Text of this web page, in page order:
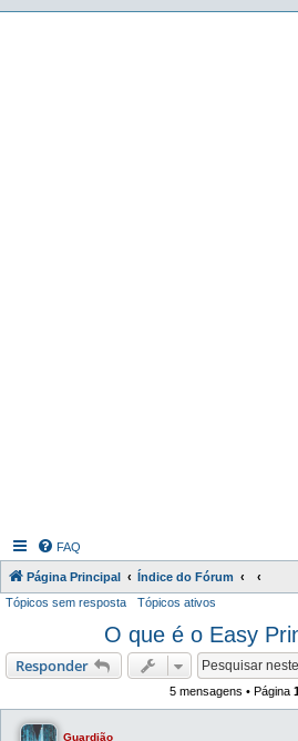
FAQ
Página Principal Índice do Fórum
Tópicos sem resposta Tópicos ativos
O que é o Easy
Responder
5 mensagens • Página
Guardião